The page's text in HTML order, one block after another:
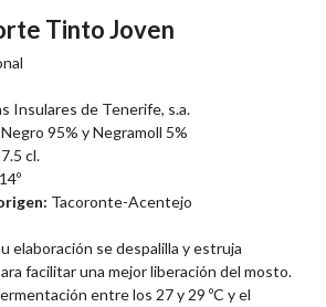
Tinto Joven
Insulares de Tenerife, s.a.
95% y Negramoll 5%
cl.
14º
n: Tacoronte-Acentejo
elaboración se despalilla y estruja
facilitar una mejor liberación del mosto.
entre los 27 y 29 ºC y el